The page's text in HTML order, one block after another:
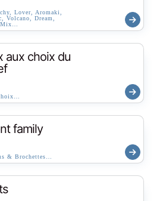
Lover, Aromaki,
Volcano, Dream,
Mix…
aux choix du
family
& Brochettes…